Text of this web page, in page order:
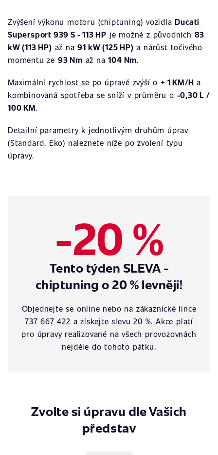
Zvýšení výkonu motoru (chiptuning) vozidlaDucati
Supersport 939 S - 113 HP je možné z původních 83
kW (113 HP) až na91 kW (125 HP) a nárůst točivého
momentu ze 93 Nm až na104 Nm.
Maximální rychlost se po úpravě zvýší o + 1 KM/H a
kombinovaná spotřeba se sníží v průměru o -0,30 L /
100 KM.
Detailní parametry k jednotlivým druhům úprav
(Standard, Eko) naleznete níže po zvolení typu
úpravy.
-20 %
Tento týden SLEVA -
chiptuning o 20 % levněji!
Objednejte se online nebo na zákaznické lince
737 667 422 a získejte slevu 20 %. Akce platí
pro úpravy realizované na všech provozovnách
nejdéle do tohoto pátku.
Zvolte si úpravu dle Vašich
představ